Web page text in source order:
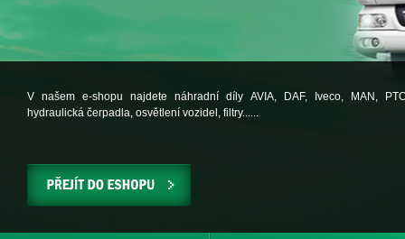
V našem e-shopu najdete náhradní díly AVIA, DAF, Iveco, MAN,
hydraulická čerpadla, osvětlení vozidel, filtry......